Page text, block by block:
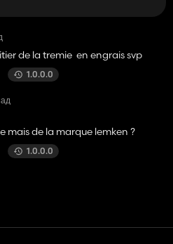
de la tremie en engrais svp
1.0.0.0
mais de la marque lemken ?
1.0.0.0